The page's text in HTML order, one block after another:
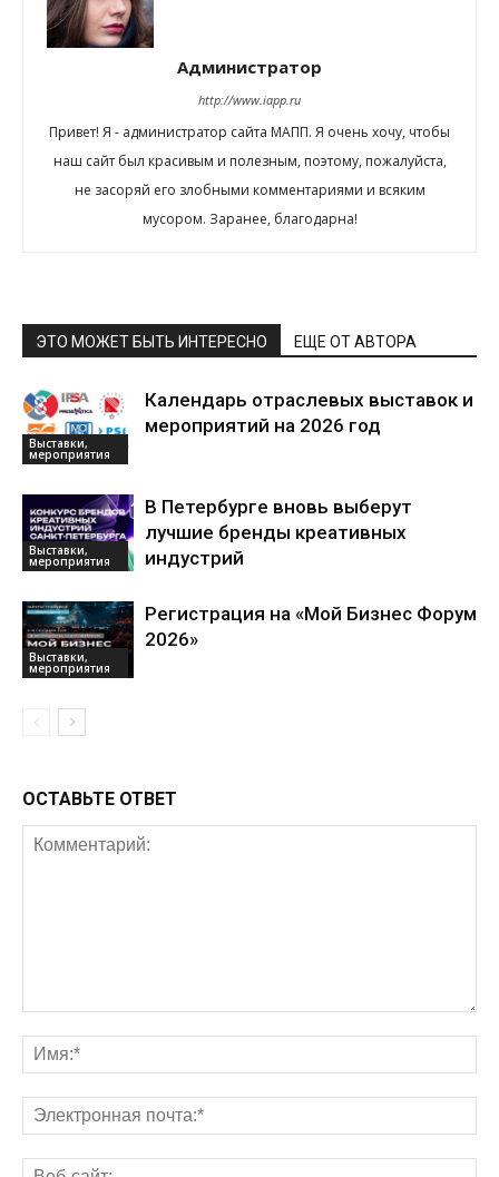
Администратор
http://www.iapp.ru
Привет! Я - администратор сайта МАПП. Я очень хочу, чтобы
наш сайт был красивым и полезным, поэтому, пожалуйста,
не засоряй его злобными комментариями и всяким
мусором. Заранее, благодарна!
ЭТО МОЖЕТ БЫТЬ ИНТЕРЕСНО ЕЩЕ ОТ АВТОРА
Выставки,
мероприятия
Календарь отраслевых выставок и
мероприятий на 2026 год
Выставки,
мероприятия
В Петербурге вновь выберут
лучшие бренды креативных
индустрий
Выставки,
мероприятия
Регистрация на «Мой Бизнес Форум
2026»
ОСТАВЬТЕ ОТВЕТ